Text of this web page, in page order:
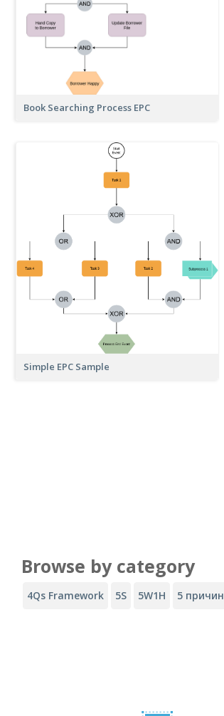
Book Searching Process EPC
Simple EPC Sample
Browse by category
4Qs Framework 5S 5W1H 5 причин